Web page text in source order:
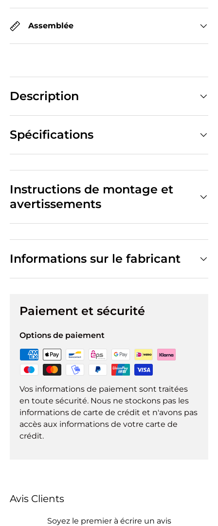
Assemblée
Description
Spécifications
Instructions de montage et
avertissements
Informations sur le fabricant
Paiement et sécurité
Options de paiement
Vos informations de paiement sont traitées
en toute sécurité. Nous ne stockons pas les
informations de carte de crédit et n'avons pas
accès aux informations de votre carte de
crédit.
Avis Clients
Soyez le premier à écrire un avis